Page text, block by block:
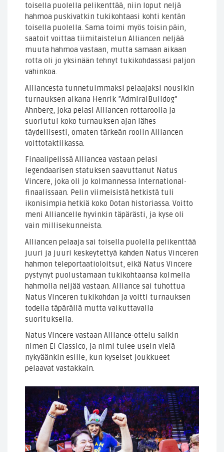
toisella puolella pelikenttää, niin loput neljä
hahmoa puskivatkin tukikohtaasi kohti kentän
toisella puolella. Sama toimi myös toisin päin,
saatoit voittaa tiimitaistelun Alliancen neljää
muuta hahmoa vastaan, mutta samaan aikaan
rotta oli jo yksinään tehnyt tukikohdassasi paljon
vahinkoa.
Alliancesta tunnetuimmaksi pelaajaksi nousikin
turnauksen aikana Henrik ”AdmiralBulldog”
Ahnberg, joka pelasi Alliancen rottaroolia ja
suoriutui koko turnauksen ajan lähes
täydellisesti, omaten tärkeän roolin Alliancen
voittotaktiikassa.
Finaalipelissä Alliancea vastaan pelasi
legendaarisen statuksen saavuttanut Natus
Vincere, joka oli jo kolmannessa International-
finaalissaan. Pelin viimeisistä hetkistä tuli
ikonisimpia hetkiä koko Dotan historiassa. Voitto
meni Alliancelle hyvinkin täpärästi, ja kyse oli
vain millisekunneista.
Alliancen pelaaja sai toisella puolella pelikenttää
juuri ja juuri keskeytettyä kahden Natus Vinceren
hahmon teleportaatioloitsut, eikä Natus Vincere
pystynyt puolustamaan tukikohtaansa kolmella
hahmolla neljää vastaan. Alliance sai tuhottua
Natus Vinceren tukikohdan ja voitti turnauksen
todella täpärällä mutta vaikuttavalla
suorituksella.
Natus Vincere vastaan Alliance-ottelu saikin
nimen El Classico, ja nimi tulee usein vielä
nykyäänkin esille, kun kyseiset joukkueet
pelaavat vastakkain.